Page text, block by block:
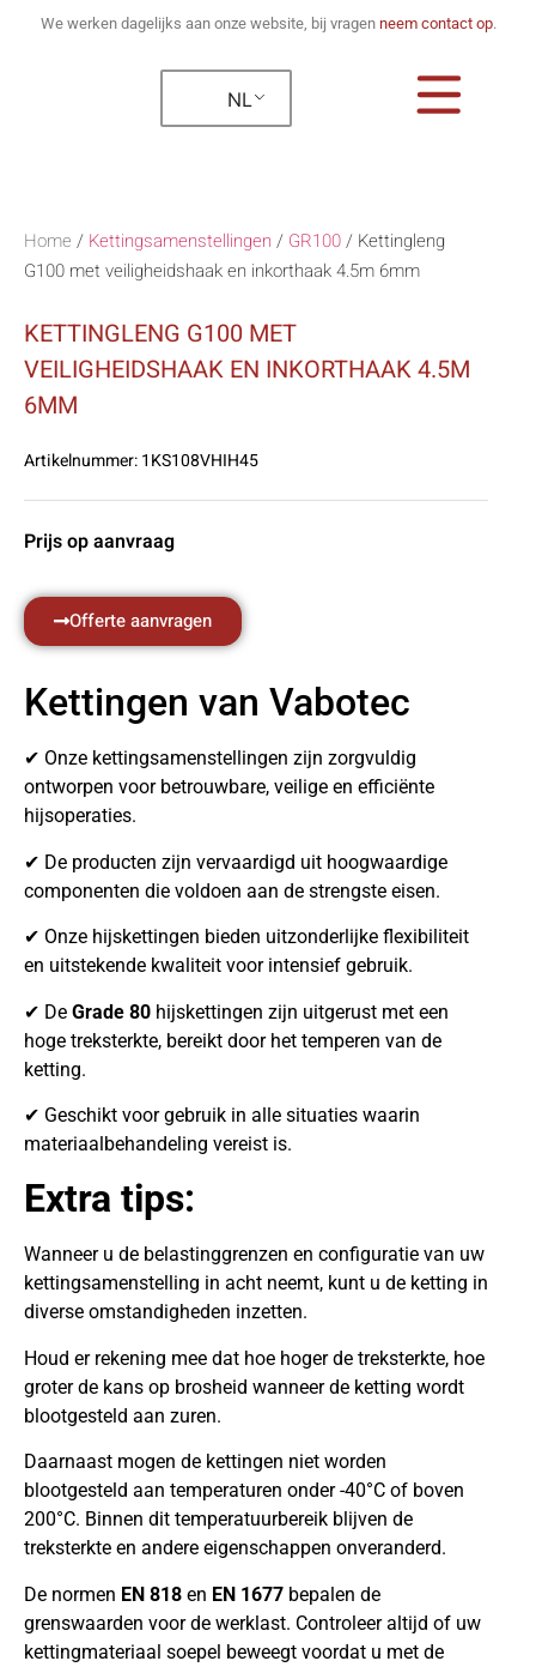
We werken dagelijks aan onze website, bij vragen neem contact op.
NL
Home / Kettingsamenstellingen / GR100/ Kettingleng
G100 met veiligheidshaak en inkorthaak 4.5m 6mm
KETTINGLENG G100 MET
VEILIGHEIDSHAAK EN INKORTHAAK 4.5M
6MM
Artikelnummer:1KS108VHIH45
Prijs op aanvraag
Offerte aanvragen
Kettingen van Vabotec
✔ Onze kettingsamenstellingen zijn zorgvuldig
ontworpen voor betrouwbare, veilige en efficiënte
hijsoperaties.
✔ De producten zijn vervaardigd uit hoogwaardige
componenten die voldoen aan de strengste eisen.
✔ Onze hijskettingen bieden uitzonderlijke flexibiliteit
en uitstekende kwaliteit voor intensief gebruik.
✔ De Grade 80 hijskettingen zijn uitgerust met een
hoge treksterkte, bereikt door het temperen van de
ketting.
✔ Geschikt voor gebruik in alle situaties waarin
materiaalbehandeling vereist is.
Extra tips:
Wanneer u de belastinggrenzen en configuratie van uw
kettingsamenstelling in acht neemt, kunt u de ketting in
diverse omstandigheden inzetten.
Houd er rekening mee dat hoe hoger de treksterkte, hoe
groter de kans op brosheid wanneer de ketting wordt
blootgesteld aan zuren.
Daarnaast mogen de kettingen niet worden
blootgesteld aan temperaturen onder -40°C of boven
200°C. Binnen dit temperatuurbereik blijven de
treksterkte en andere eigenschappen onveranderd.
De normen EN 818 en EN 1677 bepalen de
grenswaarden voor de werklast. Controleer altijd of uw
kettingmateriaal soepel beweegt voordat u met de